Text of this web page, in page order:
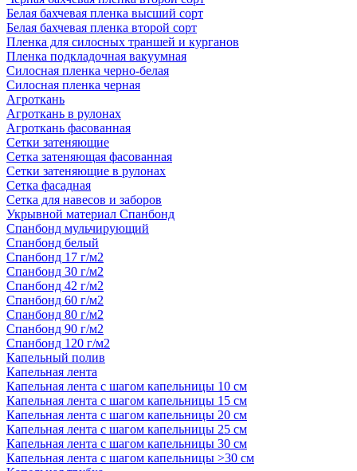
Белая бахчевая пленка высший сорт
Белая бахчевая пленка второй сорт
Пленка для силосных траншей и курганов
Пленка подкладочная вакуумная
Силосная пленка черно-белая
Силосная пленка черная
Агроткань
Агроткань в рулонах
Агроткань фасованная
Сетки затеняющие
Сетка затеняющая фасованная
Сетки затеняющие в рулонах
Сетка фасадная
Сетка для навесов и заборов
Укрывной материал Спанбонд
Спанбонд мульчирующий
Спанбонд белый
Спанбонд 17 г/м2
Спанбонд 30 г/м2
Спанбонд 42 г/м2
Спанбонд 60 г/м2
Спанбонд 80 г/м2
Спанбонд 90 г/м2
Спанбонд 120 г/м2
Капельный полив
Капельная лента
Капельная лента с шагом капельницы 10 см
Капельная лента с шагом капельницы 15 см
Капельная лента с шагом капельницы 20 см
Капельная лента с шагом капельницы 25 см
Капельная лента с шагом капельницы 30 см
Капельная лента с шагом капельницы >30 см